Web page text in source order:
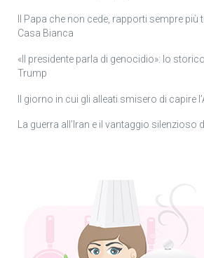
Il Papa che non cede, rapporti sempre più
Casa Bianca
«Il presidente parla di genocidio»: lo
Trump
Il giorno in cui gli alleati smisero di capire
La guerra all’Iran e il vantaggio silenzioso